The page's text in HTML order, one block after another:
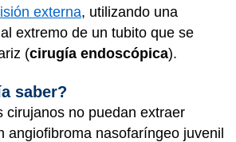
externa, utilizando una
extremo de un tubito que se
(cirugía endoscópica).
saber?
cirujanos no puedan extraer
angiofibroma nasofaríngeo juvenil